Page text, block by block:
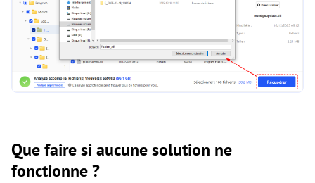
Que faire si aucune solution ne
fonctionne ?